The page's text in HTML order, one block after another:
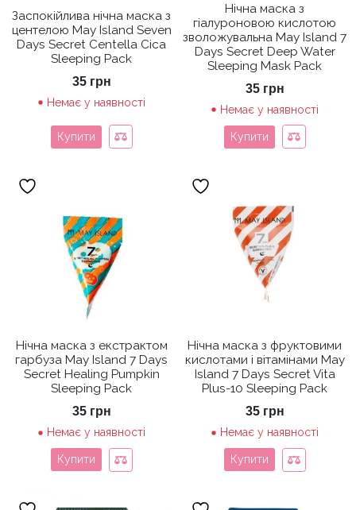
Заспокійлива нічна маска з
центелою May Island Seven
Days Secret Centella Cica
Sleeping Pack
35 грн
Немає у наявності
Купити
Нічна маска з
гіалуроновою кислотою
зволожувальна May Island 7
Days Secret Deep Water
Sleeping Mask Pack
35 грн
Немає у наявності
Купити
Нічна маска з екстрактом
гарбуза May Island 7 Days
Secret Healing Pumpkin
Sleeping Pack
35 грн
Немає у наявності
Купити
Нічна маска з фруктовими
кислотами і вітамінами May
Island 7 Days Secret Vita
Plus-10 Sleeping Pack
35 грн
Немає у наявності
Купити